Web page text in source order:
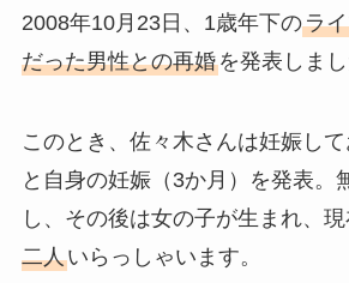
2008年10月23日、1歳年下のラ
だった男性との再婚を発表しまし
このとき、佐々木さんは妊娠して
と自身の妊娠（3か月）を発表。
し、その後は女の子が生まれ、
二人いらっしゃいます。